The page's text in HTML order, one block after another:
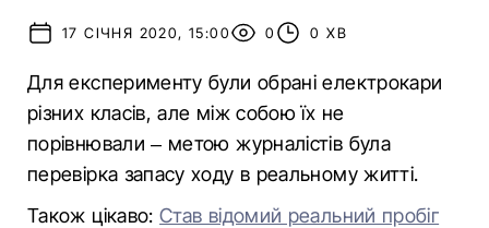
17 СІЧНЯ 2020, 15:00 0 0 ХВ
Для експерименту були обрані електрокари
різних класів, але між собою їх не
порівнювали – метою журналістів була
перевірка запасу ходу в реальному житті.
Також цікаво:Став відомий реальний пробіг